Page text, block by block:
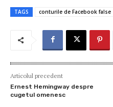
e
o
k
it
te
r
ai
l
er
es
t
TAGS conturile de Facebook false
Articolul precedent
Ernest Hemingway despre
cugetul omenesc